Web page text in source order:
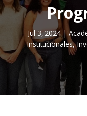
Jul 3, 2024|
Institucionales,